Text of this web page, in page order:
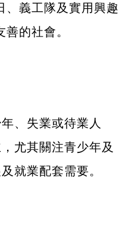
、義工隊及實用興趣
的社會。
、失業或待業人
尤其關注青少年及
就業配套需要。